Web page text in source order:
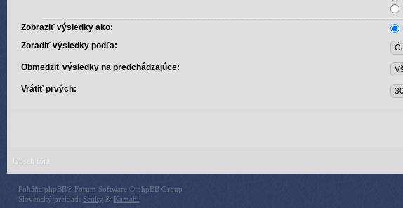
Zobraziť výsledky ako:
Zoradiť výsledky podľa:
Obmedziť výsledky na predchádzajúce:
Vrátiť prvých:
Obsah fóra
Poháňa phpBB® Forum Software © phpBB Group
Slovenský preklad: Senky & Kamahl